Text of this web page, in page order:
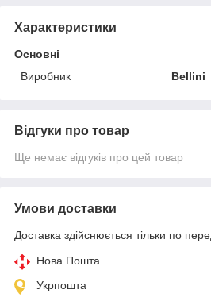
Характеристики
Основні
Виробник
Bellini
Відгуки про товар
Ще немає відгуків про цей товар
Умови доставки
Доставка здійснюється тільки по
Нова Пошта
Укрпошта